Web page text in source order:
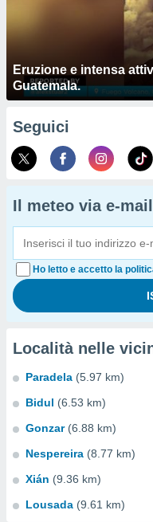
Eruzione e intensa
Guatemala.
Seguici
Il meteo via e-mail
Ho letto e accetto la
Località nelle
Paradela (5.97 km)
Bidul (6.53 km)
Gonzar (6.88 km)
Nespereira (8.77 km)
Xián (9.36 km)
Lousada (9.61 km)